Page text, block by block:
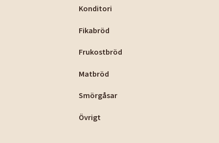
Konditori
Fikabröd
Frukostbröd
Matbröd
Smörgåsar
Övrigt